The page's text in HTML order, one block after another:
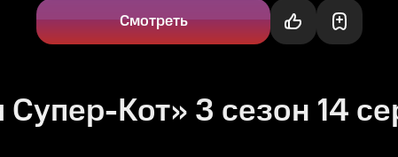
Смотреть
Кот» 3 сезон 14